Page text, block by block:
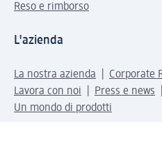
Reso e rimborso
L'azienda
La nostra azienda
Corporate
Lavora con noi
Press e news
Un mondo di prodotti